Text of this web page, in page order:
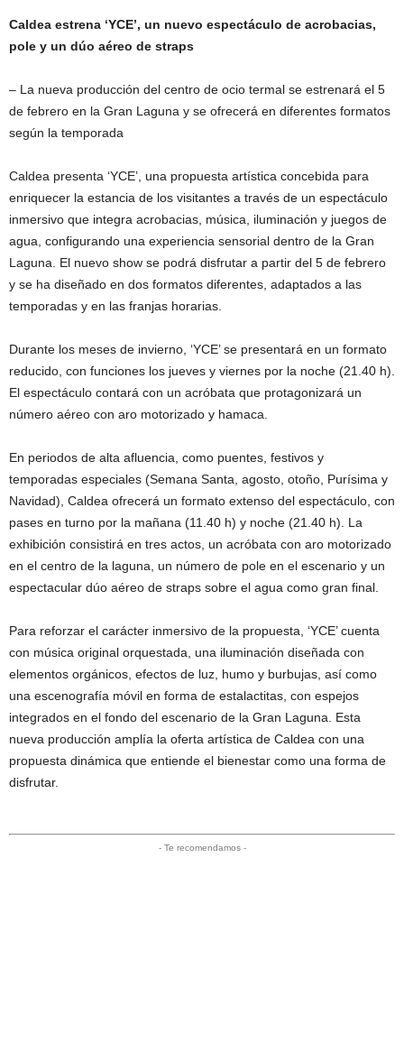
Caldea estrena ‘YCE’, un nuevo espectáculo de acrobacias,
pole y un dúo aéreo de straps
– La nueva producción del centro de ocio termal se estrenará el 5
de febrero en la Gran Laguna y se ofrecerá en diferentes formatos
según la temporada
Caldea presenta ‘YCE’, una propuesta artística concebida para
enriquecer la estancia de los visitantes a través de un espectáculo
inmersivo que integra acrobacias, música, iluminación y juegos de
agua, configurando una experiencia sensorial dentro de la Gran
Laguna. El nuevo show se podrá disfrutar a partir del 5 de febrero
y se ha diseñado en dos formatos diferentes, adaptados a las
temporadas y en las franjas horarias.
Durante los meses de invierno, ‘YCE’ se presentará en un formato
reducido, con funciones los jueves y viernes por la noche (21.40 h).
El espectáculo contará con un acróbata que protagonizará un
número aéreo con aro motorizado y hamaca.
En periodos de alta afluencia, como puentes, festivos y
temporadas especiales (Semana Santa, agosto, otoño, Purísima y
Navidad), Caldea ofrecerá un formato extenso del espectáculo, con
pases en turno por la mañana (11.40 h) y noche (21.40 h). La
exhibición consistirá en tres actos, un acróbata con aro motorizado
en el centro de la laguna, un número de pole en el escenario y un
espectacular dúo aéreo de straps sobre el agua como gran final.
Para reforzar el carácter inmersivo de la propuesta, ‘YCE’ cuenta
con música original orquestada, una iluminación diseñada con
elementos orgánicos, efectos de luz, humo y burbujas, así como
una escenografía móvil en forma de estalactitas, con espejos
integrados en el fondo del escenario de la Gran Laguna. Esta
nueva producción amplía la oferta artística de Caldea con una
propuesta dinámica que entiende el bienestar como una forma de
disfrutar.
- Te recomendamos -